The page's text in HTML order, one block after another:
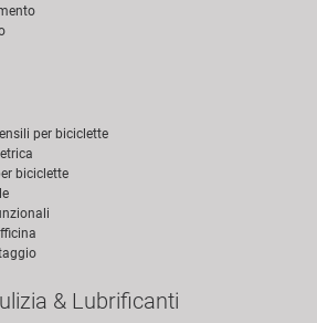
per biciclette
biciclette
& Lubrificanti